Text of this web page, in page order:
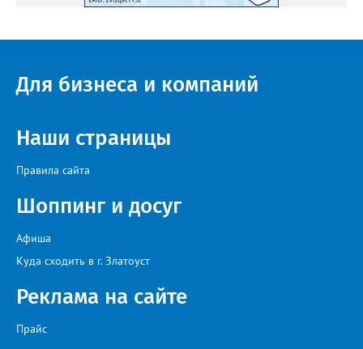
Для бизнеса и компаний
Наши страницы
Правила сайта
Шоппинг и досуг
Афиша
Куда сходить в г. Златоуст
Реклама на сайте
Прайс